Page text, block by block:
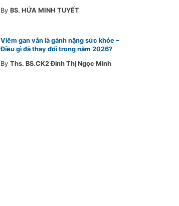
ByBS. HỨA MINH TUYẾT
Viêm gan vẫn là gánh nặng sức khỏe –
Điều gì đã thay đổi trong năm 2026?
ByThs. BS.CK2 Đinh Thị Ngọc Minh